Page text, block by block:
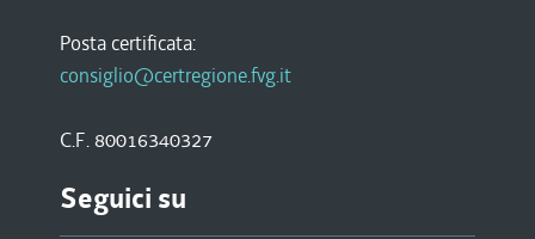
Posta certificata:
consiglio@certregione.fvg.it
C.F. 80016340327
Seguici su